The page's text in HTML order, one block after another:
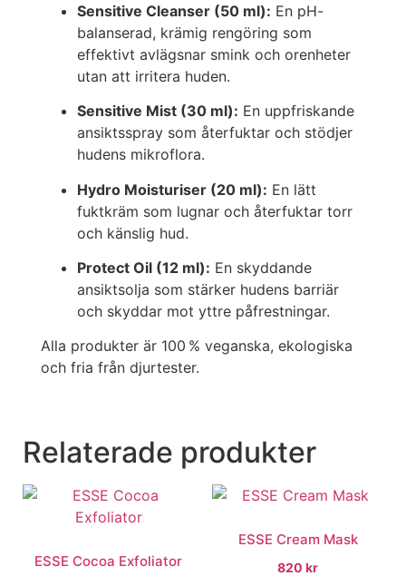
Sensitive Cleanser (50 ml): En pH-
balanserad, krämig rengöring som
effektivt avlägsnar smink och orenheter
utan att irritera huden.
Sensitive Mist (30 ml): En uppfriskande
ansiktsspray som återfuktar och stödjer
hudens mikroflora.
Hydro Moisturiser (20 ml): En lätt
fuktkräm som lugnar och återfuktar torr
och känslig hud.
Protect Oil (12 ml): En skyddande
ansiktsolja som stärker hudens barriär
och skyddar mot yttre påfrestningar.
Alla produkter är 100 % veganska, ekologiska
och fria från djurtester.
Relaterade produkter
ESSE Cocoa Exfoliator
ESSE Cream Mask
820 kr